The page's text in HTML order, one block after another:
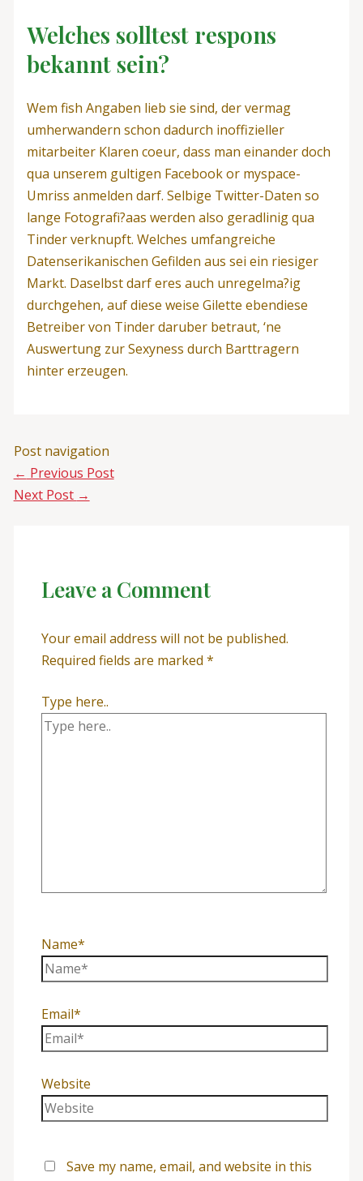
Welches solltest respons
bekannt sein?
Wem fish Angaben lieb sie sind, der vermag
umherwandern schon dadurch inoffizieller
mitarbeiter Klaren coeur, dass man einander doch
qua unserem gultigen Facebook or myspace-
Umriss anmelden darf. Selbige Twitter-Daten so
lange Fotografi?a­as werden also geradlinig qua
Tinder verknupft. Welches umfangreiche
Datenserikanischen Gefilden aus sei ein riesiger
Markt. Daselbst darf eres auch unregelma?ig
durchgehen, auf diese weise Gilette ebendiese
Betreiber von Tinder daruber betraut, ‘ne
Auswertung zur Sexyness durch Barttragern
hinter erzeugen.
Post navigation
← Previous Post
Next Post →
Leave a Comment
Your email address will not be published.
Required fields are marked *
Type here..
Name*
Email*
Website
Save my name, email, and website in this